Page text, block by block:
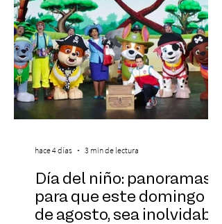
Día del niño: panoramas
para que este domingo 09
de agosto, sea inolvidable
hace 4 días 3 min de lectura